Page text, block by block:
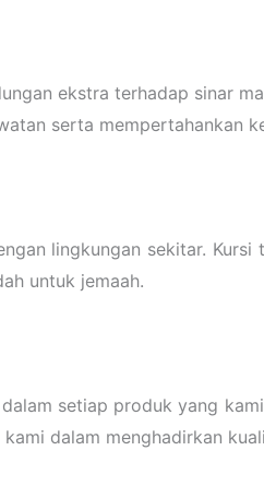
ekstra terhadap sinar
serta mempertahankan
lingkungan sekitar.
untuk jemaah.
setiap produk yang
dalam menghadirkan